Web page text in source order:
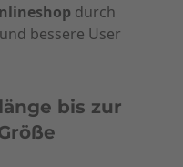
durch
bessere User
bis zur